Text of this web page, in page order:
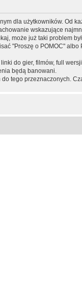
dla użytkowników. Od
wskazujące
może już taki problem
"Proszę o POMOC"
do gier, filmów, full
będą banowani.
tego przeznaczonych.